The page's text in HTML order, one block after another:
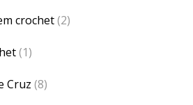
crochet(2)
(1)
Cruz (8)